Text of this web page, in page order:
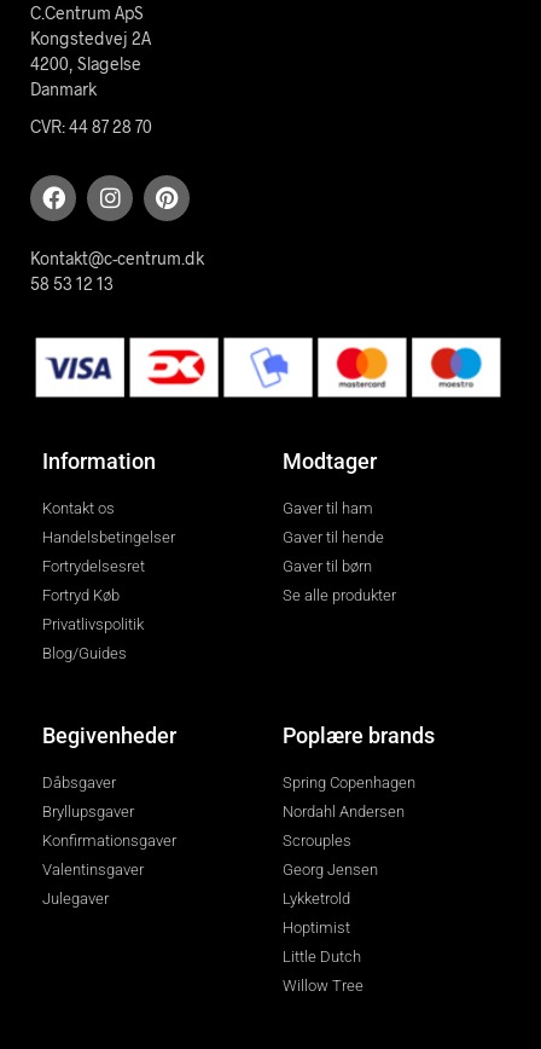
C.Centrum ApS
Kongstedvej 2A
4200, Slagelse
Danmark
CVR: 44 87 28 70
Kontakt@c-centrum.dk
58 53 12 13
Information
Kontakt os
Handelsbetingelser
Fortrydelsesret
Fortryd Køb
Privatlivspolitik
Blog/Guides
Modtager
Gaver til ham
Gaver til hende
Gaver til børn
Se alle produkter
Begivenheder
Dåbsgaver
Bryllupsgaver
Konfirmationsgaver
Valentinsgaver
Julegaver
Poplære brands
Spring Copenhagen
Nordahl Andersen
Scrouples
Georg Jensen
Lykketrold
Hoptimist
Little Dutch
Willow Tree